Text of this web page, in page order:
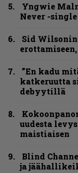
Yngwie
Never -
Sid
”En kadu
katkeruutta
debyytillä
uudesta
maistiaisen
Blind
ja